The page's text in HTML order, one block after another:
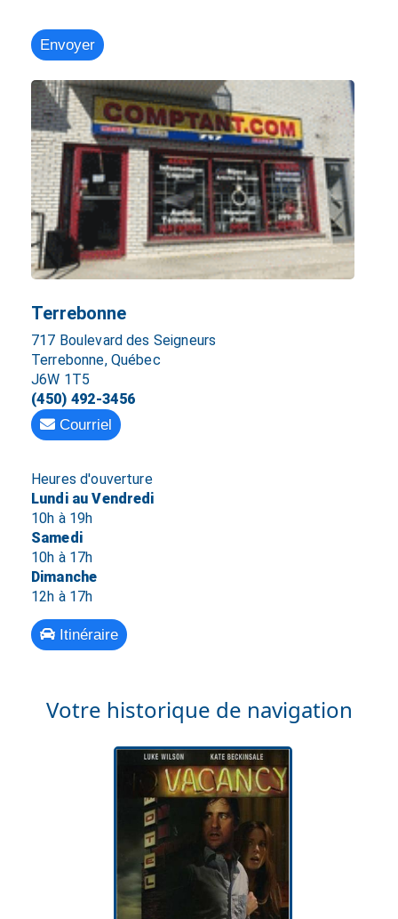
Terrebonne
717 Boulevard des Seigneurs
Terrebonne, Québec
J6W 1T5
(450) 492-3456
Courriel
Heures d'ouverture
Lundi au Vendredi
10h à 19h
Samedi
10h à 17h
Dimanche
12h à 17h
Itinéraire
Votre historique de navigation